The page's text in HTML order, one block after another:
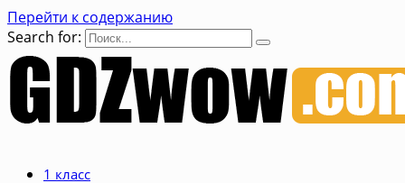
Перейти к содержанию
Search for:
1 класс